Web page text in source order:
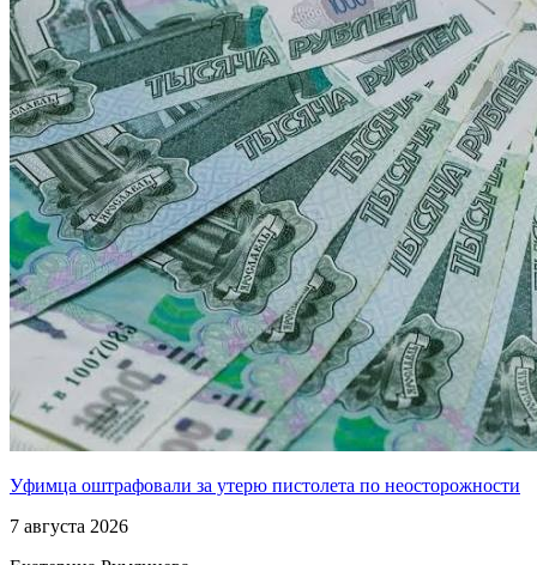
Уфимца оштрафовали за утерю пистолета по неосторожности
7 августа 2026